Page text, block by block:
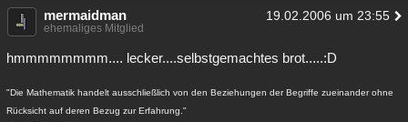
mermaidman 19.02.2006 um 23:55
ehemaliges Mitglied
hmmmmmmmm.... lecker....selbstgemachtes brot.....:D
"Die Mathematik handelt ausschließlich von den Beziehungen der Begriffe zueinander ohne
Rücksicht auf deren Bezug zur Erfahrung."